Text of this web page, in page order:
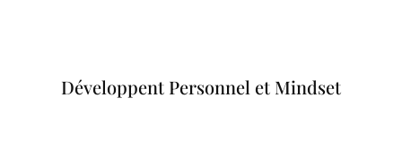
Développent Personnel et Mindset